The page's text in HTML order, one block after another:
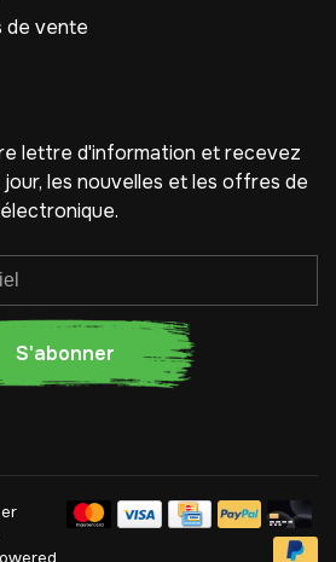
de vente
lettre d'information et recevez
les nouvelles et les offres de
S'abonner